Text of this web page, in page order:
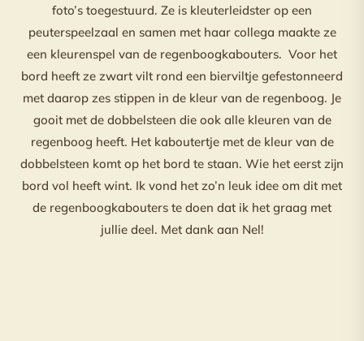
foto’s toegestuurd. Ze is kleuterleidster op een
peuterspeelzaal en samen met haar collega maakte ze
een kleurenspel van de regenboogkabouters. Voor het
bord heeft ze zwart vilt rond een bierviltje gefestonneerd
met daarop zes stippen in de kleur van de regenboog. Je
gooit met de dobbelsteen die ook alle kleuren van de
regenboog heeft. Het kaboutertje met de kleur van de
dobbelsteen komt op het bord te staan. Wie het eerst zijn
bord vol heeft wint. Ik vond het zo’n leuk idee om dit met
de regenboogkabouters te doen dat ik het graag met
jullie deel. Met dank aan Nel!